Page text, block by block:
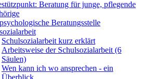
Beratung für junge, pflegende
Beratungsstelle
Schulsozialarbeit kurz erklärt
Arbeitsweise der Schulsozialarbeit (6
Säulen)
Wen kann ich wo ansprechen - ein
Überblick